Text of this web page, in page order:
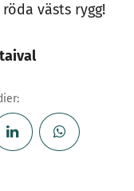
västs rygg!